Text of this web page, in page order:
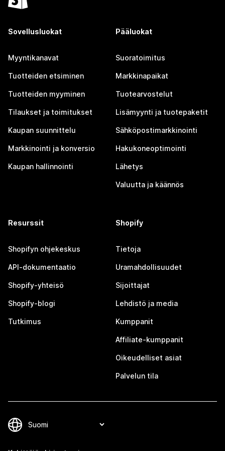
Sovellusluokat
Myyntikanavat
Tuotteiden etsiminen
Tuotteiden myyminen
Tilaukset ja toimitukset
Kaupan suunnittelu
Markkinointi ja konversio
Kaupan hallinnointi
Pääluokat
Suoratoimitus
Markkinapaikat
Tuotearvostelut
Lisämyynti ja tuotepaketit
Sähköpostimarkkinointi
Hakukoneoptimointi
Lähetys
Valuutta ja käännös
Resurssit
Shopifyn ohjekeskus
API-dokumentaatio
Shopify-yhteisö
Shopify-blogi
Tutkimus
Shopify
Tietoja
Uramahdollisuudet
Sijoittajat
Lehdistö ja media
Kumppanit
Affiliate-kumppanit
Oikeudelliset asiat
Palvelun tila